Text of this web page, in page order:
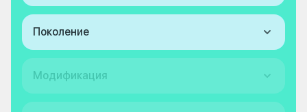
Поколение
Модификация